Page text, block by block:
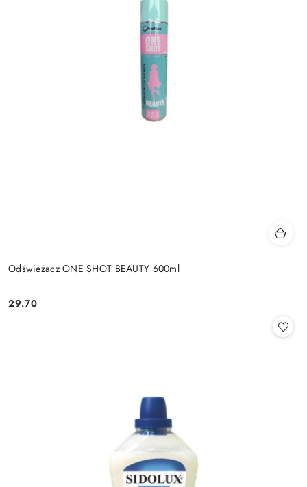
Odświeżacz ONE SHOT BEAUTY 600ml
Cena:
29.70